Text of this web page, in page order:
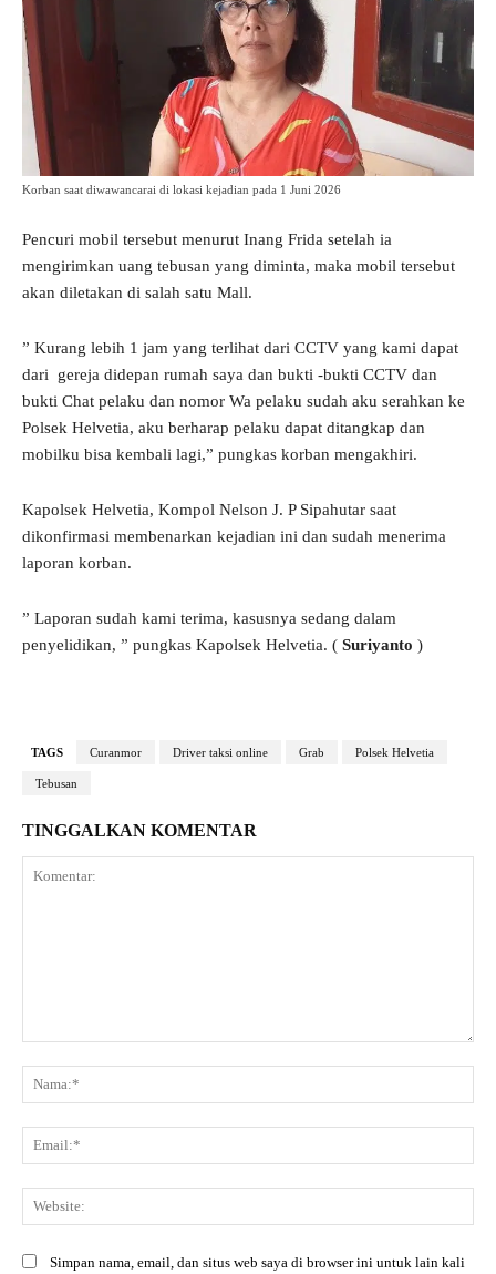
Korban saat diwawancarai di lokasi kejadian pada 1 Juni 2026
Pencuri mobil tersebut menurut Inang Frida setelah ia
mengirimkan uang tebusan yang diminta, maka mobil tersebut
akan diletakan di salah satu Mall.
” Kurang lebih 1 jam yang terlihat dari CCTV yang kami dapat
dari gereja didepan rumah saya dan bukti -bukti CCTV dan
bukti Chat pelaku dan nomor Wa pelaku sudah aku serahkan ke
Polsek Helvetia, aku berharap pelaku dapat ditangkap dan
mobilku bisa kembali lagi,” pungkas korban mengakhiri.
Kapolsek Helvetia, Kompol Nelson J. P Sipahutar saat
dikonfirmasi membenarkan kejadian ini dan sudah menerima
laporan korban.
” Laporan sudah kami terima, kasusnya sedang dalam
penyelidikan, ” pungkas Kapolsek Helvetia. ( Suriyanto )
TAGS Curanmor Driver taksi online Grab Polsek Helvetia
Tebusan
TINGGALKAN KOMENTAR
Simpan nama, email, dan situs web saya di browser ini untuk lain kali